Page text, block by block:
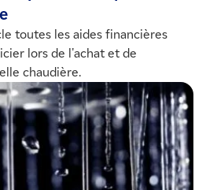
toutes les aides financières
lors de l'achat et de
chaudière.